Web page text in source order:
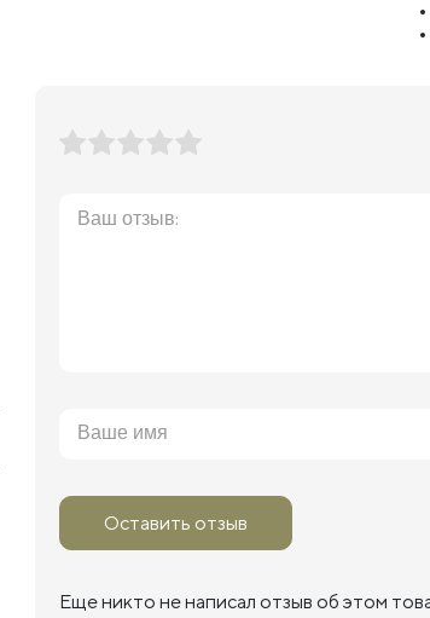
Оставить отзыв
Еще никто не написал отзыв об этом